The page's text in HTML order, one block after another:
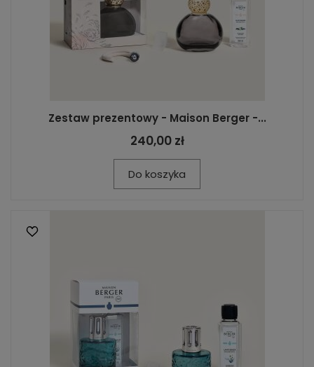
Zestaw prezentowy - Maison Berger -...
240,00 zł
Do koszyka